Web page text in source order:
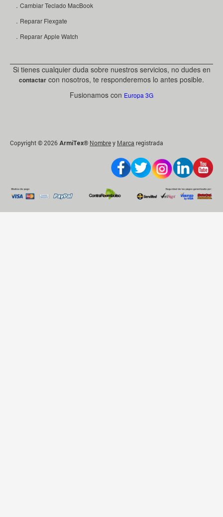
．Cambiar Teclado MacBook
．Reparar Flexgate
．Reparar Apple Watch
Si tienes cualquier duda sobre nuestros servicios, no dudes en
contactar con nosotros, te responderemos lo antes posible.
Fusionamos con Europa 3G
Copyright © 2026 ArmiTex® Nombrey Marca registrada